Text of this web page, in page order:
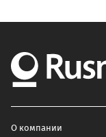
О компании